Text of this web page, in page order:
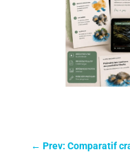
← Prev: Comparatif